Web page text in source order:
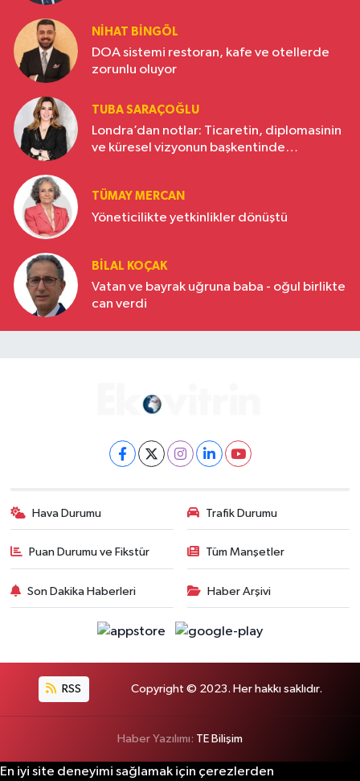
NIHAT BINGÖL
DOA sistemi restoran, kafe ve otellerde
zorunlu oluyor
TUBA SARAÇOĞLU
Londra’dan notlar: Ticaretin, diplomasinin
ve küresel vizyonun başkentinde
TÜMAY MERCAN
Yöneticilikte yetkinlikler dönüştü
BILAL KOÇAK
Vatan ve bayrak uğruna baba - oğul birlikte
can verdi
Hava Durumu Trafik Durumu
Puan Durumu ve Fikstür Tüm Manşetler
Son Dakika Haberleri Haber Arşivi
RSS Copyright © 2023. Her hakkı saklıdır.
Haber Yazılımı: TE Bilişim
En iyi site deneyimi sağlamak için çerezlerden